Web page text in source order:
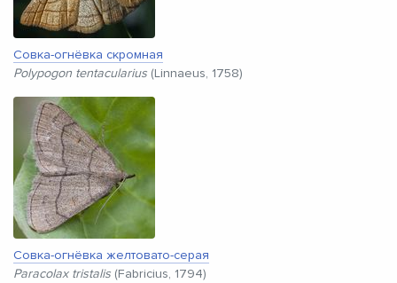
Совка-огнёвка скромная
Polypogon tentacularius (Linnaeus, 1758)
Совка-огнёвка желтовато-серая
Paracolax tristalis (Fabricius, 1794)